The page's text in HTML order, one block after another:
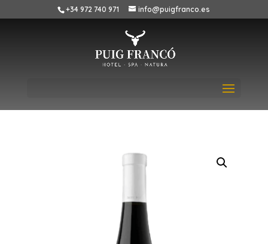
+34 972 740 971 info@puigfranco.es